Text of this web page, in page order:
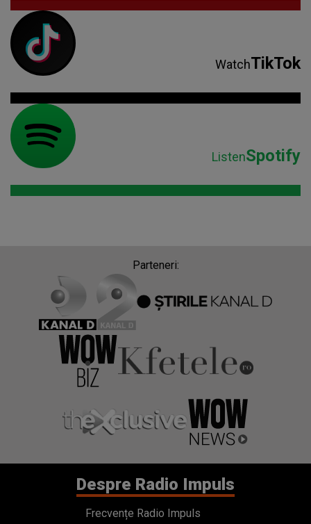
WatchTikTok
ListenSpotify
Parteneri:
Despre Radio Impuls
Frecvențe Radio Impuls